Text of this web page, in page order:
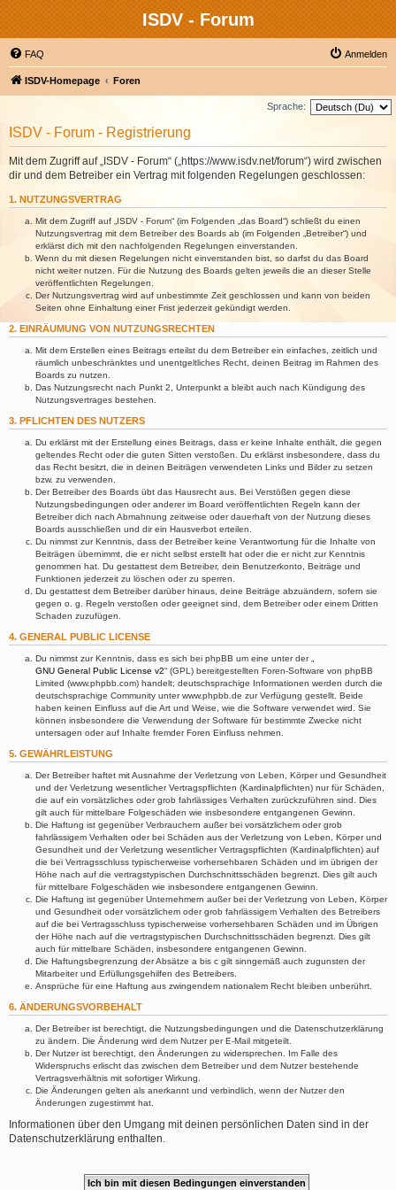
ISDV - Forum
FAQ Anmelden
ISDV-Homepage Foren
Sprache:
ISDV - Forum - Registrierung
Mit dem Zugriff auf „ISDV - Forum“ („https://www.isdv.net/forum“) wird zwischen
dir und dem Betreiber ein Vertrag mit folgenden Regelungen geschlossen:
1. NUTZUNGSVERTRAG
Mit dem Zugriff auf „ISDV - Forum“ (im Folgenden „das Board“) schließt du einen
Nutzungsvertrag mit dem Betreiber des Boards ab (im Folgenden „Betreiber“) und
erklärst dich mit den nachfolgenden Regelungen einverstanden.
Wenn du mit diesen Regelungen nicht einverstanden bist, so darfst du das Board
nicht weiter nutzen. Für die Nutzung des Boards gelten jeweils die an dieser Stelle
veröffentlichten Regelungen.
Der Nutzungsvertrag wird auf unbestimmte Zeit geschlossen und kann von beiden
Seiten ohne Einhaltung einer Frist jederzeit gekündigt werden.
2. EINRÄUMUNG VON NUTZUNGSRECHTEN
Mit dem Erstellen eines Beitrags erteilst du dem Betreiber ein einfaches, zeitlich und
räumlich unbeschränktes und unentgeltliches Recht, deinen Beitrag im Rahmen des
Boards zu nutzen.
Das Nutzungsrecht nach Punkt 2, Unterpunkt a bleibt auch nach Kündigung des
Nutzungsvertrages bestehen.
3. PFLICHTEN DES NUTZERS
Du erklärst mit der Erstellung eines Beitrags, dass er keine Inhalte enthält, die gegen
geltendes Recht oder die guten Sitten verstoßen. Du erklärst insbesondere, dass du
das Recht besitzt, die in deinen Beiträgen verwendeten Links und Bilder zu setzen
bzw. zu verwenden.
Der Betreiber des Boards übt das Hausrecht aus. Bei Verstößen gegen diese
Nutzungsbedingungen oder anderer im Board veröffentlichten Regeln kann der
Betreiber dich nach Abmahnung zeitweise oder dauerhaft von der Nutzung dieses
Boards ausschließen und dir ein Hausverbot erteilen.
Du nimmst zur Kenntnis, dass der Betreiber keine Verantwortung für die Inhalte von
Beiträgen übernimmt, die er nicht selbst erstellt hat oder die er nicht zur Kenntnis
genommen hat. Du gestattest dem Betreiber, dein Benutzerkonto, Beiträge und
Funktionen jederzeit zu löschen oder zu sperren.
Du gestattest dem Betreiber darüber hinaus, deine Beiträge abzuändern, sofern sie
gegen o. g. Regeln verstoßen oder geeignet sind, dem Betreiber oder einem Dritten
Schaden zuzufügen.
4. GENERAL PUBLIC LICENSE
Du nimmst zur Kenntnis, dass es sich bei phpBB um eine unter der „
GNU General Public License v2“ (GPL) bereitgestellten Foren-Software von phpBB
Limited (www.phpbb.com) handelt; deutschsprachige Informationen werden durch die
deutschsprachige Community unter www.phpbb.de zur Verfügung gestellt. Beide
haben keinen Einfluss auf die Art und Weise, wie die Software verwendet wird. Sie
können insbesondere die Verwendung der Software für bestimmte Zwecke nicht
untersagen oder auf Inhalte fremder Foren Einfluss nehmen.
5. GEWÄHRLEISTUNG
Der Betreiber haftet mit Ausnahme der Verletzung von Leben, Körper und Gesundheit
und der Verletzung wesentlicher Vertragspflichten (Kardinalpflichten) nur für Schäden,
die auf ein vorsätzliches oder grob fahrlässiges Verhalten zurückzuführen sind. Dies
gilt auch für mittelbare Folgeschäden wie insbesondere entgangenen Gewinn.
Die Haftung ist gegenüber Verbrauchern außer bei vorsätzlichem oder grob
fahrlässigem Verhalten oder bei Schäden aus der Verletzung von Leben, Körper und
Gesundheit und der Verletzung wesentlicher Vertragspflichten (Kardinalpflichten) auf
die bei Vertragsschluss typischerweise vorhersehbaren Schäden und im übrigen der
Höhe nach auf die vertragstypischen Durchschnittsschäden begrenzt. Dies gilt auch
für mittelbare Folgeschäden wie insbesondere entgangenen Gewinn.
Die Haftung ist gegenüber Unternehmern außer bei der Verletzung von Leben, Körper
und Gesundheit oder vorsätzlichem oder grob fahrlässigem Verhalten des Betreibers
auf die bei Vertragsschluss typischerweise vorhersehbaren Schäden und im Übrigen
der Höhe nach auf die vertragstypischen Durchschnittsschäden begrenzt. Dies gilt
auch für mittelbare Schäden, insbesondere entgangenen Gewinn.
Die Haftungsbegrenzung der Absätze a bis c gilt sinngemäß auch zugunsten der
Mitarbeiter und Erfüllungsgehilfen des Betreibers.
Ansprüche für eine Haftung aus zwingendem nationalem Recht bleiben unberührt.
6. ÄNDERUNGSVORBEHALT
Der Betreiber ist berechtigt, die Nutzungsbedingungen und die Datenschutzerklärung
zu ändern. Die Änderung wird dem Nutzer per E-Mail mitgeteilt.
Der Nutzer ist berechtigt, den Änderungen zu widersprechen. Im Falle des
Widerspruchs erlischt das zwischen dem Betreiber und dem Nutzer bestehende
Vertragsverhältnis mit sofortiger Wirkung.
Die Änderungen gelten als anerkannt und verbindlich, wenn der Nutzer den
Änderungen zugestimmt hat.
Informationen über den Umgang mit deinen persönlichen Daten sind in der
Datenschutzerklärung enthalten.